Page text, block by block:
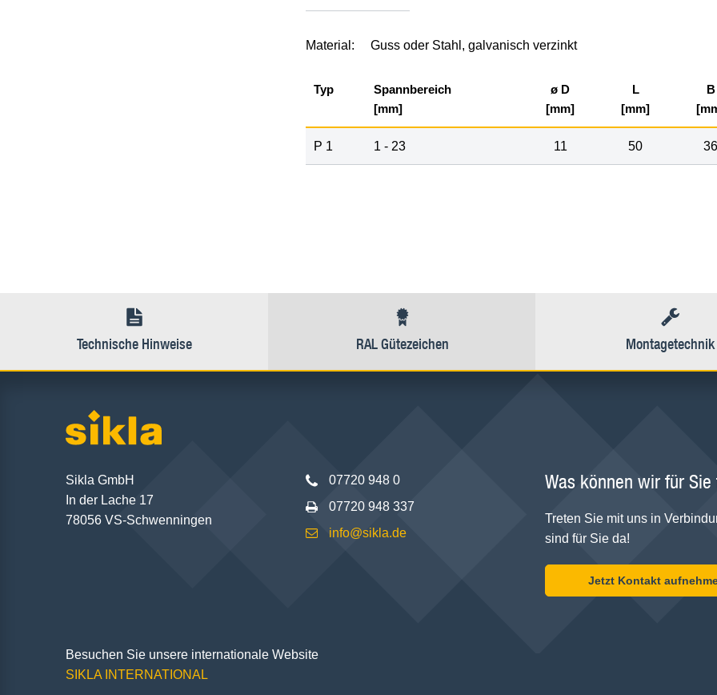
Material: Guss oder Stahl, galvanisch verzinkt
Typ
Spannbereich
[mm]
ø D
[mm]
L
[mm]
B
P 1 1 - 23 11 50 36
Technische Hinweise RAL Gütezeichen Montagetechnik
Sikla GmbH
In der Lache 17
78056 VS-Schwenningen
07720 948 0
07720 948 337
info@sikla.de
Was können wir für Sie
Treten Sie mit uns in
sind für Sie da!
Jetzt Kontakt
Besuchen Sie unsere internationale Website
SIKLA INTERNATIONAL